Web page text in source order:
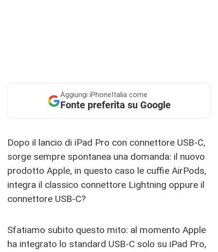
Aggiungi iPhoneItalia come
Fonte preferita su Google
Dopo il lancio di iPad Pro con connettore USB-C,
sorge sempre spontanea una domanda: il nuovo
prodotto Apple, in questo caso le cuffie AirPods,
integra il classico connettore Lightning oppure il
connettore USB-C?
Sfatiamo subito questo mito: al momento Apple
ha integrato lo standard USB-C solo su iPad Pro,